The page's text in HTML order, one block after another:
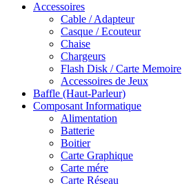
Accessoires
Cable / Adapteur
Casque / Ecouteur
Chaise
Chargeurs
Flash Disk / Carte Memoire
Accessoires de Jeux
Baffle (Haut-Parleur)
Composant Informatique
Alimentation
Batterie
Boitier
Carte Graphique
Carte mére
Carte Réseau